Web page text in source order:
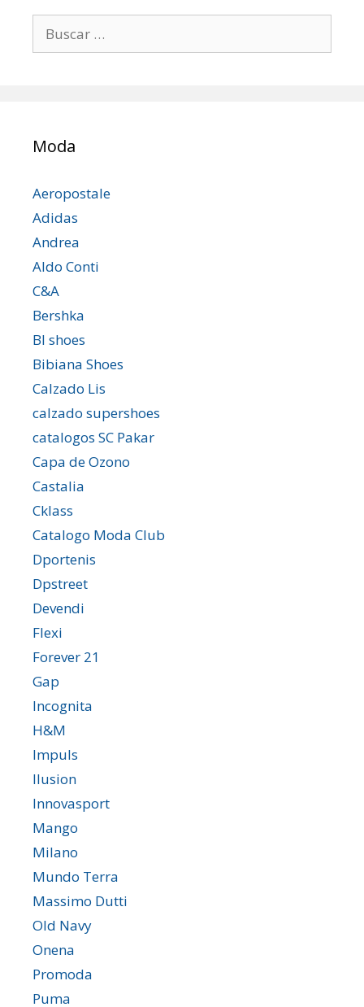
Moda
Aeropostale
Adidas
Andrea
Aldo Conti
C&A
Bershka
Bl shoes
Bibiana Shoes
Calzado Lis
calzado supershoes
catalogos SC Pakar
Capa de Ozono
Castalia
Cklass
Catalogo Moda Club
Dportenis
Dpstreet
Devendi
Flexi
Forever 21
Gap
Incognita
H&M
Impuls
Ilusion
Innovasport
Mango
Milano
Mundo Terra
Massimo Dutti
Old Navy
Onena
Promoda
Puma